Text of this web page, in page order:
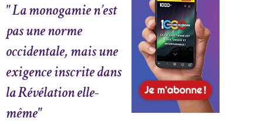
" La monogamie n’est
pas une norme
occidentale, mais une
exigence inscrite dans
la Révélation elle-
même"